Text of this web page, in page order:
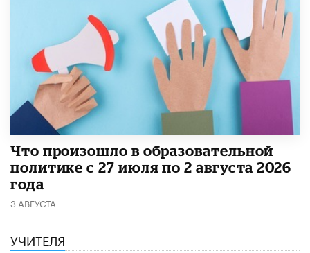
​Что произошло в образовательной
политике с 27 июля по 2 августа 2026
года
3 АВГУСТА
УЧИТЕЛЯ